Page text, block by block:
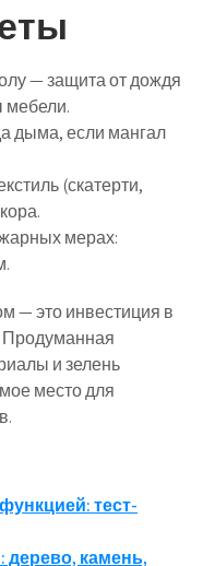
— защита от дождя
мебели.
дыма, если мангал
(скатерти,
мерах:
— это инвестиция в
Продуманная
и зелень
место для
тест-
дерево, камень,